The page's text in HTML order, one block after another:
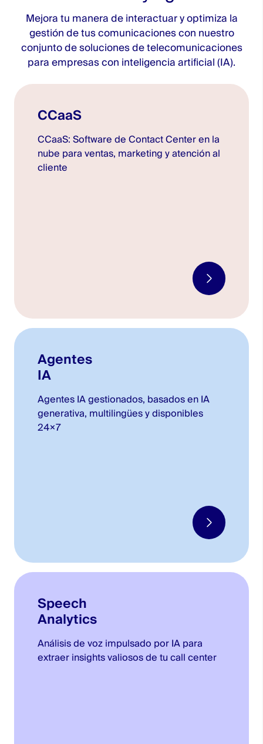
Mejora tu manera de interactuar y optimiza la
gestión de tus comunicaciones con nuestro
conjunto de soluciones de telecomunicaciones
para empresas con inteligencia artificial (IA).
CCaaS
CCaaS: Software de Contact Center en la
nube para ventas, marketing y atención al
cliente
Agentes
IA
Agentes IA gestionados, basados en IA
generativa, multilingües y disponibles
24×7
Speech
Analytics
Análisis de voz impulsado por IA para
extraer insights valiosos de tu call center